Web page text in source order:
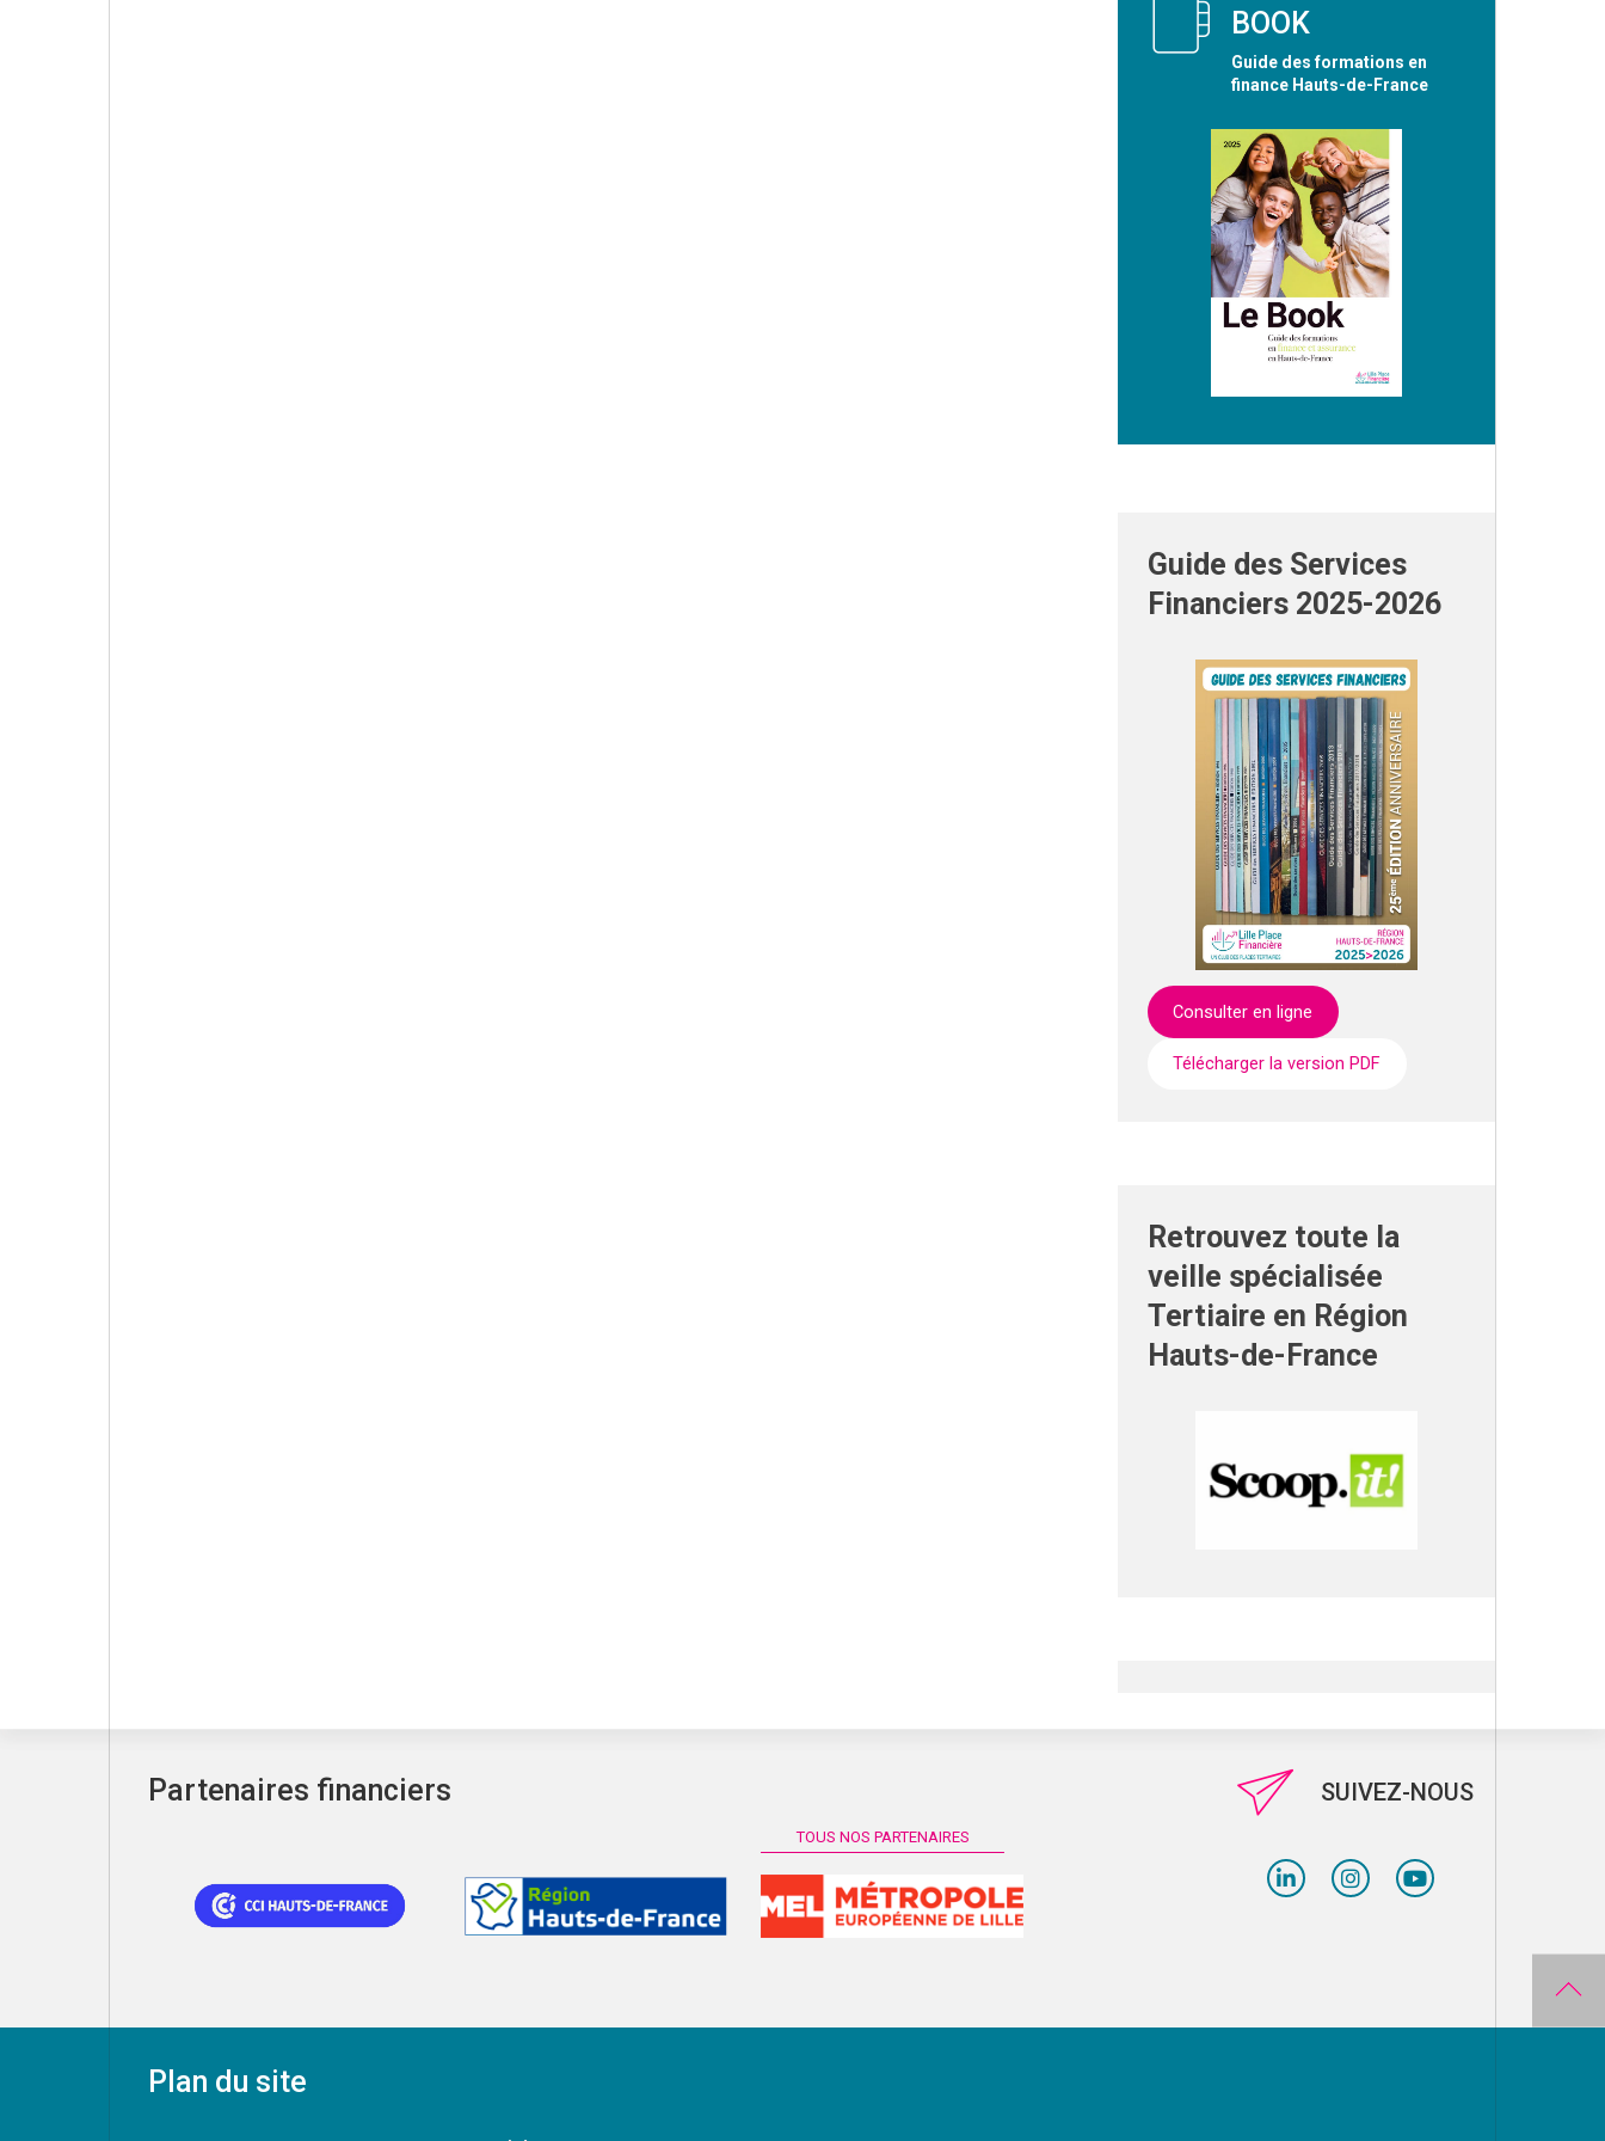
BOOK
Guide des formations en
finance Hauts-de-France
Guide des Services
Financiers 2025-2026
Consulter en ligne
Télécharger la version PDF
Retrouvez toute la
veille spécialisée
Tertiaire en Région
Hauts-de-France
Partenaires financiers
TOUS NOS PARTENAIRES
SUIVEZ-NOUS
Plan du site